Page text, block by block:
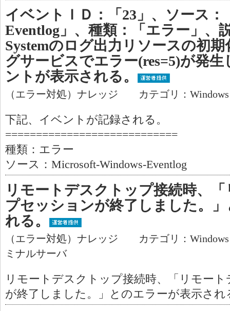
イベントＩＤ：「23」、ソース：
Eventlog」、種類：「エラー」、
Systemのログ出力リソースの初
グサービスでエラー(res=5)が発
ントが表示される。
（エラー対処）ナレッジ カテゴリ：
下記、イベントが記録される。
============================
種類：エラー
ソース：Microsoft-Windows-Eventlog
リモートデスクトップ接続時、
プセッションが終了しました。
れる。
（エラー対処）ナレッジ カテゴリ：
ミナルサーバ
リモートデスクトップ接続時、「リモー
が終了しました。」とのエラーが表示され